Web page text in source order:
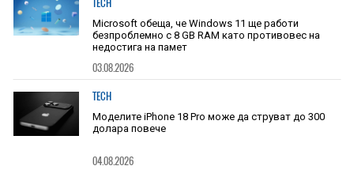
TECH
Microsoft обеща, че Windows 11 ще работи
безпроблемно с 8 GB RAM като противовес на
недостига на памет
03.08.2026
TECH
Моделите iPhone 18 Pro може да струват до 300
долара повече
04.08.2026